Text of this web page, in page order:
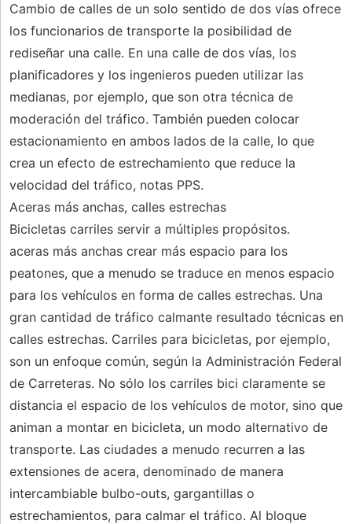
Cambio de calles de un solo sentido de dos vías ofrece
los funcionarios de transporte la posibilidad de
rediseñar una calle. En una calle de dos vías, los
planificadores y los ingenieros pueden utilizar las
medianas, por ejemplo, que son otra técnica de
moderación del tráfico. También pueden colocar
estacionamiento en ambos lados de la calle, lo que
crea un efecto de estrechamiento que reduce la
velocidad del tráfico, notas PPS.
Aceras más anchas, calles estrechas
Bicicletas carriles servir a múltiples propósitos.
aceras más anchas crear más espacio para los
peatones, que a menudo se traduce en menos espacio
para los vehículos en forma de calles estrechas. Una
gran cantidad de tráfico calmante resultado técnicas en
calles estrechas. Carriles para bicicletas, por ejemplo,
son un enfoque común, según la Administración Federal
de Carreteras. No sólo los carriles bici claramente se
distancia el espacio de los vehículos de motor, sino que
animan a montar en bicicleta, un modo alternativo de
transporte. Las ciudades a menudo recurren a las
extensiones de acera, denominado de manera
intercambiable bulbo-outs, gargantillas o
estrechamientos, para calmar el tráfico. Al bloque